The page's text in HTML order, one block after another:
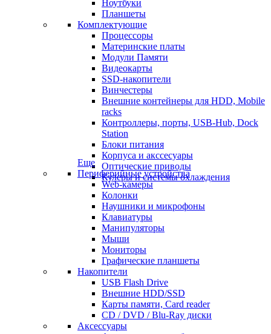
Ноутбуки
Планшеты
Комплектующие
Процессоры
Материнские платы
Модули Памяти
Видеокарты
SSD-накопители
Винчестеры
Внешние контейнеры для HDD, Mobile
racks
Контроллеры, порты, USB-Hub, Dock
Station
Блоки питания
Корпуса и акссесуары
Оптические приводы
Кулеры и системы охлаждения
Еще
Периферийные устройства
Web-камеры
Колонки
Наушники и микрофоны
Клавиатуры
Манипуляторы
Мыши
Мониторы
Графические планшеты
Накопители
USB Flash Drive
Внешние HDD/SSD
Карты памяти, Card reader
CD / DVD / Blu-Ray диски
Аксессуары